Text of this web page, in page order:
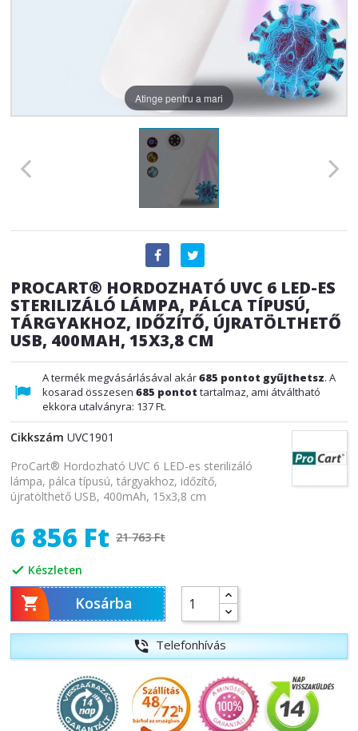
Atinge pentru a mari
PROCART® HORDOZHATÓ UVC 6 LED-ES
STERILIZÁLÓ LÁMPA, PÁLCA TÍPUSÚ,
TÁRGYAKHOZ, IDŐZÍTŐ, ÚJRATÖLTHETŐ
USB, 400MAH, 15X3,8 CM
A termék megvásárlásával akár685 pontot gyűjthetsz. A
kosarad összesen 685 pontot tartalmaz, ami átváltható
ekkora utalványra: 137 Ft.
Cikkszám UVC1901
ProCart® Hordozható UVC 6 LED-es sterilizáló
lámpa, pálca típusú, tárgyakhoz, időzítő,
újratölthető USB, 400mAh, 15x3,8 cm
6 856 Ft 21 763 Ft
 Készleten
 Kosárba
phone_in_talk Telefonhívás